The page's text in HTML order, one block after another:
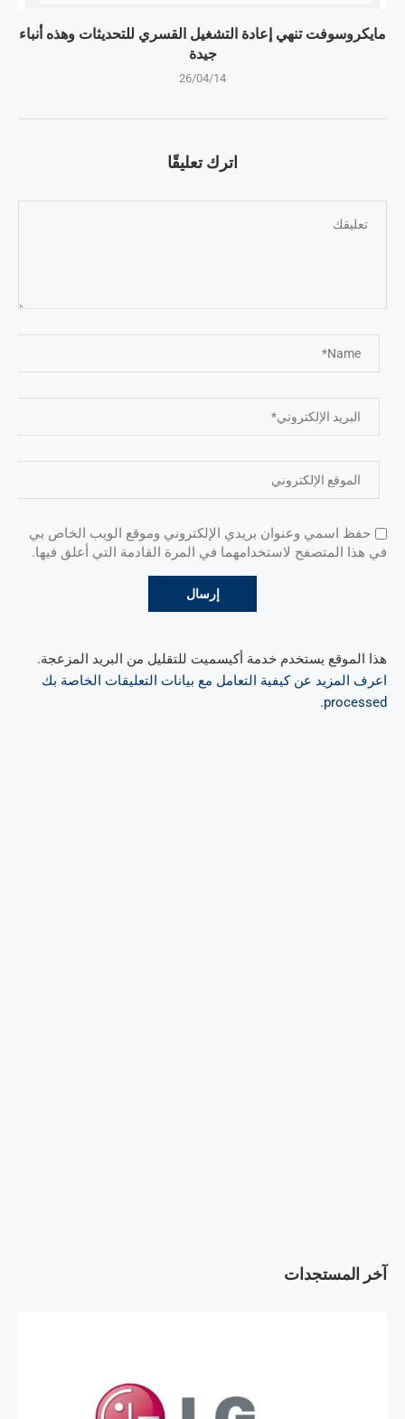
مايكروسوفت تنهي إعادة التشغيل القسري للتحديثات وهذه أنباء
جيدة
26/04/14
اترك تعليقًا
حفظ اسمي وعنوان بريدي الإلكتروني وموقع الويب الخاص بي
في هذا المتصفح لاستخدامهما في المرة القادمة التي أعلق فيها.
هذا الموقع يستخدم خدمة أكيسميت للتقليل من البريد المزعجة.
اعرف المزيد عن كيفية التعامل مع بيانات التعليقات الخاصة بك
processed
.
آخر المستجدات